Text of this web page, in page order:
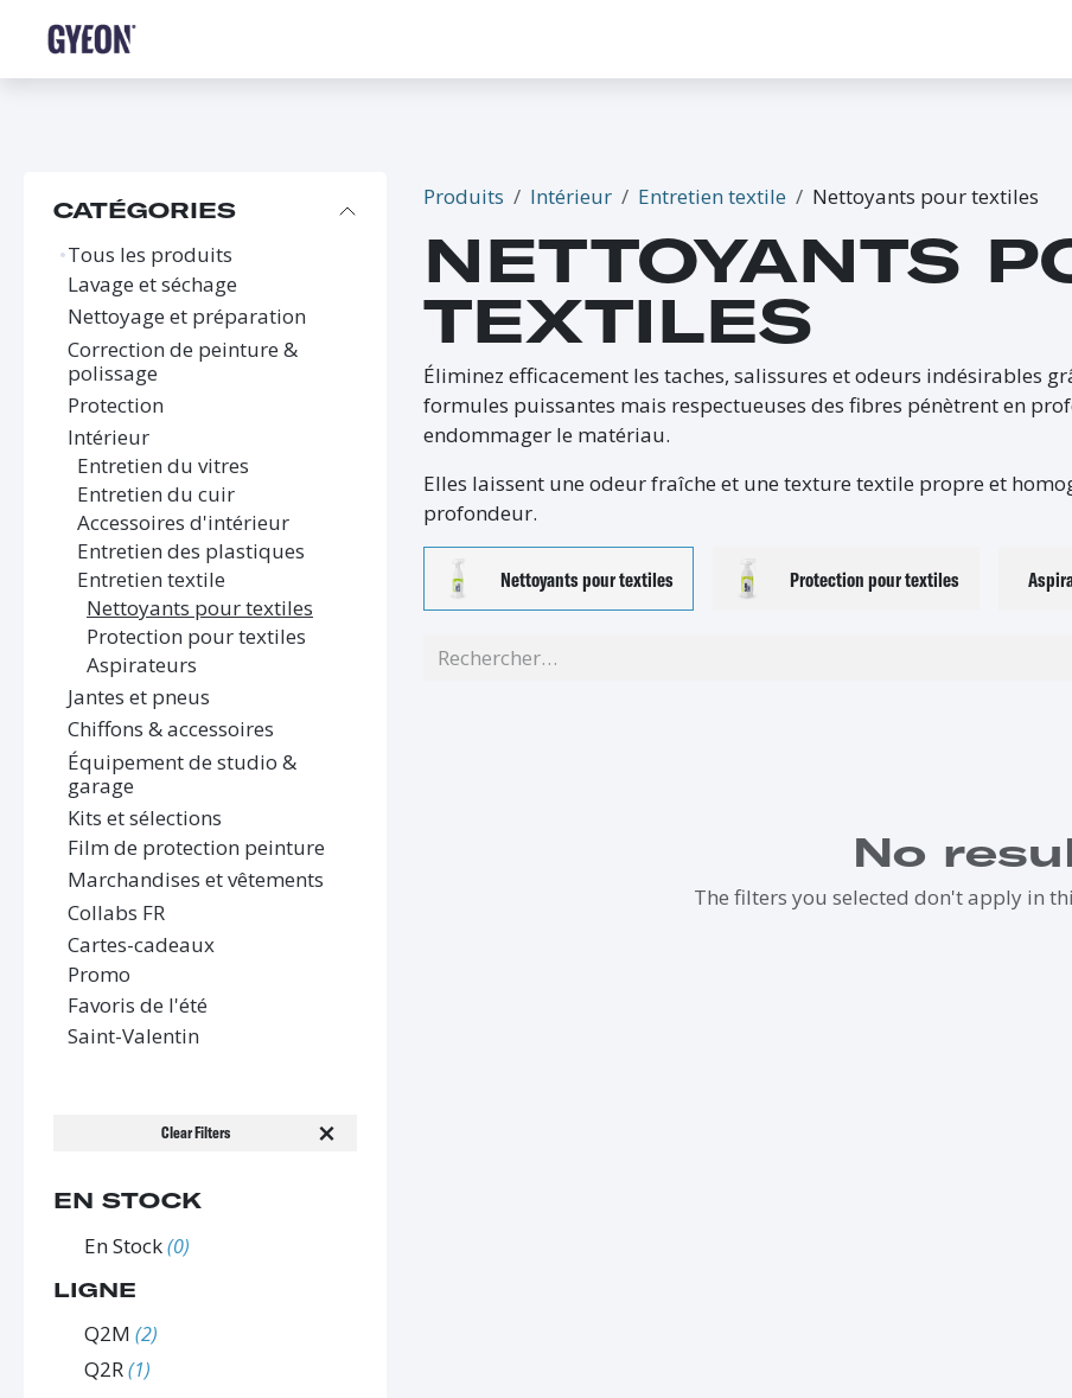
CATÉGORIES
Tous les produits
Lavage et séchage
Nettoyage et préparation
Correction de peinture &
polissage
Protection
Intérieur
Entretien du vitres
Entretien du cuir
Accessoires d'intérieur
Entretien des plastiques
Entretien textile
Nettoyants pour textiles
Protection pour textiles
Aspirateurs
Jantes et pneus
Chiffons & accessoires
Équipement de studio &
garage
Kits et sélections
Film de protection peinture
Marchandises et vêtements
Collabs FR
Cartes-cadeaux
Promo
Favoris de l'été
Saint-Valentin
Clear Filters
EN STOCK
En Stock (0)
LIGNE
Q2M (2)
Q2R (1)
Produits Intérieur Entretien textile Nettoyants pour textiles
NETTOYANTS
TEXTILES
Éliminez efficacement les taches, salissures et odeurs indésirables
formules puissantes mais respectueuses des fibres pénètrent en
endommager le matériau.
Elles laissent une odeur fraîche et une texture textile propre et
profondeur.
Nettoyants pour textiles Protection pour textiles
No
The filters you selected don't apply in